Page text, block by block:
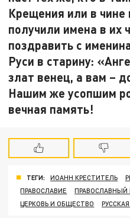
Крещения или в чине
получили имена в их
поздравить с
Руси в старину:
злат венец, а вам –
Нашим же усопшим
вечная память!
ТЕГИ: ИОАНН КРЕСТИТЕЛЬ
ПРАВОСЛАВИЕ
ПРАВОСЛАВНЫЙ
ЦЕРКОВЬ И ОБЩЕСТВО